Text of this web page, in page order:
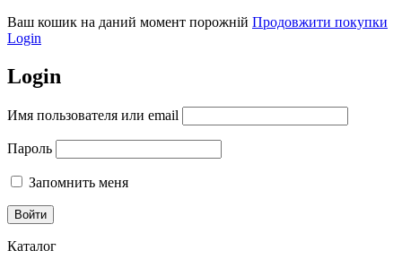
Ваш кошик на даний момент порожній Продовжити покупки
Login
Login
Имя пользователя или email
Пароль
Запомнить меня
Каталог